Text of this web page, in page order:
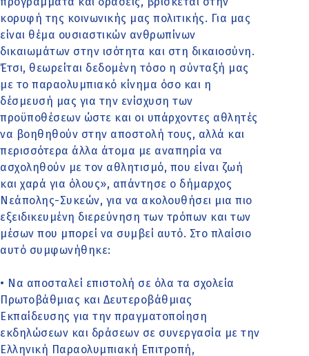
κορυφή της κοινωνικής μας πολιτικής. Για μας
είναι θέμα ουσιαστικών ανθρωπίνων
δικαιωμάτων στην ισότητα και στη δικαιοσύνη.
Έτσι, θεωρείται δεδομένη τόσο η σύνταξή μας
με το παραολυμπιακό κίνημα όσο και η
δέσμευσή μας για την ενίσχυση των
προϋποθέσεων ώστε και οι υπάρχοντες αθλητές
να βοηθηθούν στην αποστολή τους, αλλά και
περισσότερα άλλα άτομα με αναπηρία να
ασχοληθούν με τον αθλητισμό, που είναι ζωή
και χαρά για όλους», απάντησε ο δήμαρχος
Νεάπολης-Συκεών, για να ακολουθήσει μια πιο
εξειδικευμένη διερεύνηση των τρόπων και των
μέσων που μπορεί να συμβεί αυτό. Στο πλαίσιο
αυτό συμφωνήθηκε:
• Να αποσταλεί επιστολή σε όλα τα σχολεία
Πρωτοβάθμιας και Δευτεροβάθμιας
Εκπαίδευσης για την πραγματοποίηση
εκδηλώσεων και δράσεων σε συνεργασία με την
Ελληνική Παραολυμπιακή Επιτροπή,